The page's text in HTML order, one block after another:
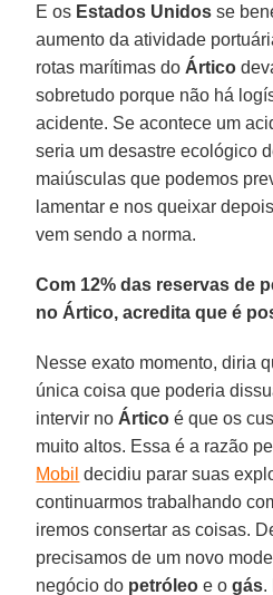
E os Estados Unidos se
aumento da atividade
rotas marítimas do Ártico
sobretudo porque não há
acidente. Se acontece um
seria um desastre ecológico
maiúsculas que podemos
lamentar e nos queixar
vem sendo a norma.
Com 12% das reservas de
no Ártico, acredita que é
Nesse exato momento, diria
única coisa que poderia
intervir no Ártico é que os
muito altos. Essa é a razão
Mobil decidiu parar suas
continuarmos trabalhando
iremos consertar as coisas.
precisamos de um novo
negócio do petróleo e ogás.